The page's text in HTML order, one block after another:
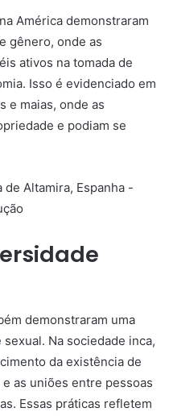
América demonstraram
gênero, onde as
ativos na tomada de
Isso é evidenciado em
e maias, onde as
e podiam se
demonstraram uma
Na sociedade inca,
da existência de
as uniões entre pessoas
Essas práticas refletem